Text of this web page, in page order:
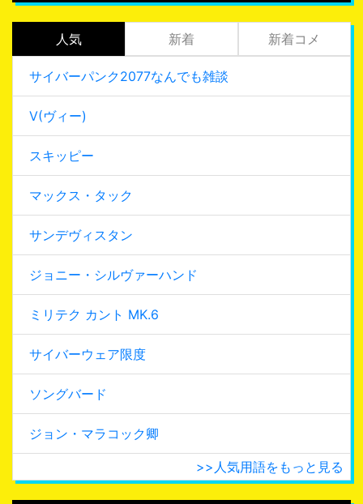
人気 新着 新着コメ
サイバーパンク2077なんでも雑談
V(ヴィー)
スキッピー
マックス・タック
サンデヴィスタン
ジョニー・シルヴァーハンド
ミリテク カント MK.6
サイバーウェア限度
ソングバード
ジョン・マラコック卿
>>人気用語をもっと見る